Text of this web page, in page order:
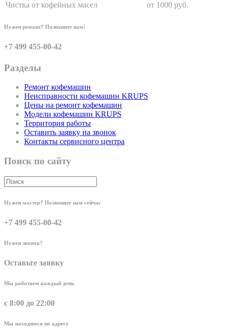
Чистка от кофейных масел
от 1000 руб.
Нужен ремонт? Позвоните нам!
+7 499 455-00-42
Разделы
Ремонт кофемашин
Неисправности кофемашин KRUPS
Цены на ремонт кофемашин
Модели кофемашин KRUPS
Территория работы
Оставить заявку на звонок
Контакты сервисного центра
Поиск по сайту
Нужен мастер? Позвоните нам сейчас
+7 499 455-00-42
Нужен звонок?
Оставьте заявку
Мы работаем каждый день
с 8:00 до 22:00
Мы находимся по адресу